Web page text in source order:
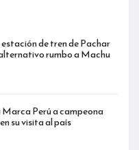
de tren de Pachar
rumbo a Machu
Perú a campeona
su visita al país